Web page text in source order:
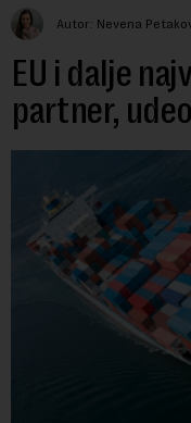
Autor: Nevena
EU i dalje
partner,